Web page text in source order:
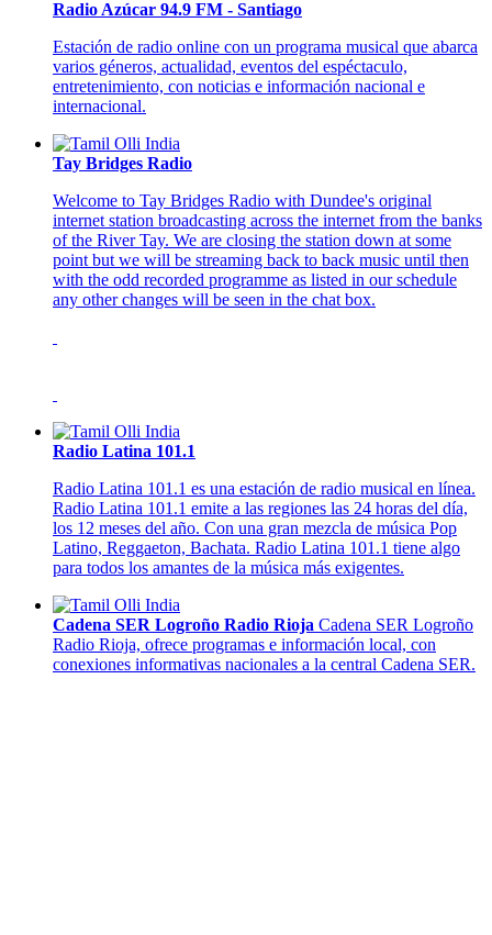
Radio Azúcar 94.9 FM - Santiago
Estación de radio online con un programa musical que abarca
varios géneros, actualidad, eventos del espéctaculo,
entretenimiento, con noticias e información nacional e
internacional.
Tay Bridges Radio
Welcome to Tay Bridges Radio with Dundee's original
internet station broadcasting across the internet from the banks
of the River Tay. We are closing the station down at some
point but we will be streaming back to back music until then
with the odd recorded programme as listed in our schedule
any other changes will be seen in the chat box.
Radio Latina 101.1
Radio Latina 101.1 es una estación de radio musical en línea.
Radio Latina 101.1 emite a las regiones las 24 horas del día,
los 12 meses del año. Con una gran mezcla de música Pop
Latino, Reggaeton, Bachata. Radio Latina 101.1 tiene algo
para todos los amantes de la música más exigentes.
Cadena SER Logroño Radio Rioja Cadena SER Logroño
Radio Rioja, ofrece programas e información local, con
conexiones informativas nacionales a la central Cadena SER.